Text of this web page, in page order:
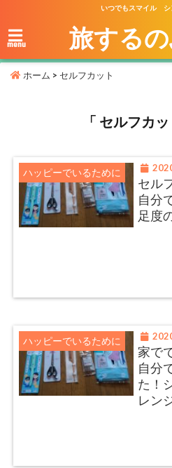
いつでもスマイル シ
menu 旅する
ホーム > セルフカット
「 セルフカ
ハッピーでいるために
セル
自分
足度
ハッピーでいるために
家で
自分
た！
レン